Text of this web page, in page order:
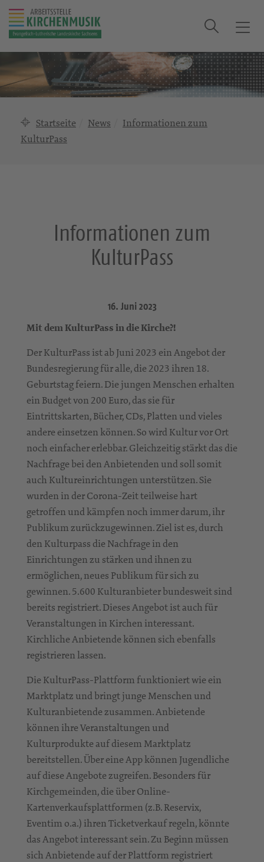
T
g
g
l
Suche
Startseite News
Informationen zum
KulturPass
Informationen zum
KulturPass
16. Juni 2023
Mit dem KulturPass in die Kirche?!
Der KulturPass ist ab Juni 2023 ein Angebot der
Bundesregierung für alle, die 2023 ihren 18.
Geburtstag feiern. Die jungen Menschen erhalten
ein Budget von 200 Euro, das sie für
Eintrittskarten, Bücher, CDs, Platten und vieles
andere einsetzen können. So wird Kultur vor Ort
noch einfacher erlebbar. Gleichzeitig stärkt das die
Nachfrage bei den Anbietenden und soll somit
auch Kultureinrichtungen unterstützen. Sie
wurden in der Corona-Zeit teilweise hart
getroffen und kämpfen noch immer darum, ihr
Publikum zurückzugewinnen. Ziel ist es, durch
den Kulturpass die Nachfrage in den
Einrichtungen zu stärken und ihnen zu
ermöglichen, neues Publikum für sich zu
gewinnen. 5.600 Kulturanbieter bundesweit sind
bereits registriert. Dieses Angebot ist auch für
Veranstaltungen in Kirchen interessant.
Kirchliche Anbietende können sich ebenfalls
registrieren lassen.
Die KulturPass-Plattform funktioniert wie ein
Marktplatz und bringt junge Menschen und
Kulturanbietende zusammen. Anbietende
können ihre Veranstaltungen und
Kulturprodukte auf diesem Marktplatz
bereitstellen. Über eine App können Jugendliche
auf diese Angebote zugreifen. Besonders für
Kirchgemeinden, die über Online-
Kartenverkaufsplattformen (z.B. Reservix,
Eventim o.a.) ihren Ticketverkauf regeln, könnte
das Angebot interessant sein. Zu Beginn müssen
sich Anbietende auf der Plattform registriert